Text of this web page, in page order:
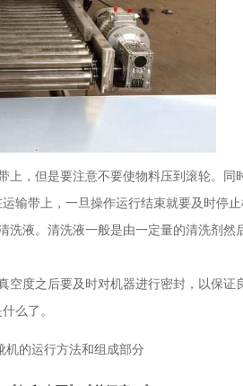
，但是要注意不要使物料压到滚轮。同
输带上，一旦操作运行结束就要及时停止
液。清洗液一般是由一定量的清洗剂然
度之后要及时对机器进行密封，以保证
么了。
机的运行方法和组成部分